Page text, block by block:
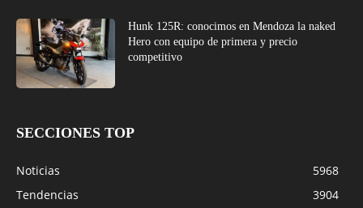
Hunk 125R: conocimos en Mendoza la naked
Hero con equipo de primera y precio
competitivo
SECCIONES TOP
Noticias
5968
Tendencias
3904